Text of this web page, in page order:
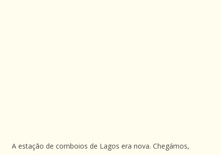
A estação de comboios de Lagos era nova. Chegámos,